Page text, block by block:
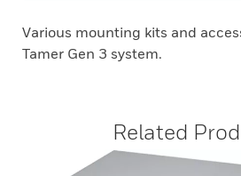
Various mounting kits and
Tamer Gen 3 system.
Related